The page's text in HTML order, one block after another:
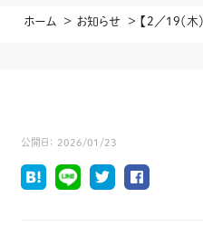
ホーム お知らせ
公開日： 2026/01/23